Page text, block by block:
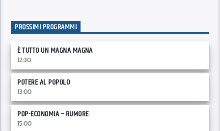
PROSSIMI PROGRAMMI
È TUTTO UN MAGNA MAGNA
12:30
POTERE AL POPOLO
13:00
POP-ECONOMIA – RUMORE
15:00